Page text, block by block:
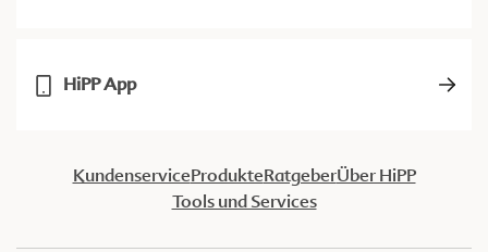
HiPP App
KundenserviceProdukteRatgeberÜber HiPP
Tools und Services